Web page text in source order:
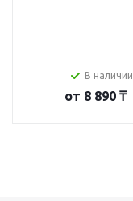
В наличии
от 8 890 ₸